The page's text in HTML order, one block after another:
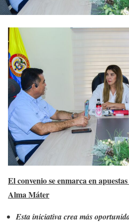
El convenio se enmarca en
Alma Máter
Esta iniciativa crea más